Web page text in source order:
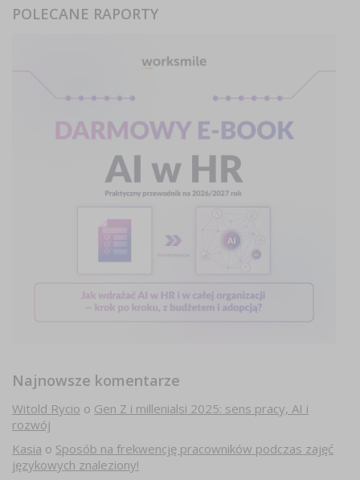
POLECANE RAPORTY
Najnowsze komentarze
Witold Rycio o Gen Z i millenialsi 2025: sens pracy, AI i
rozwój
Kasia o Sposób na frekwencję pracowników podczas zajęć
językowych znaleziony!